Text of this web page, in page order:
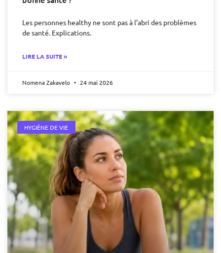
Les personnes healthy ne sont pas à l’abri des problèmes
de santé. Explications.
LIRE LA SUITE »
Nomena Zakavelo 24 mai 2026
HYGIÈNE DE VIE